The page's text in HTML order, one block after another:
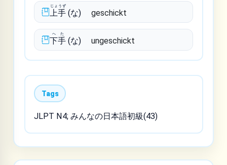
上手
じょうず
(な) geschickt
下手
へた
(な) ungeschickt
Tags
JLPT N4; みんなの日本語初級(43)